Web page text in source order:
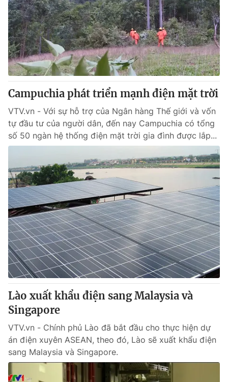
Campuchia phát triển mạnh điện mặt trời
VTV.vn - Với sự hỗ trợ của Ngân hàng Thế giới và vốn
tự đầu tư của người dân, đến nay Campuchia có tổng
số 50 ngàn hệ thống điện mặt trời gia đình được lắp...
Lào xuất khẩu điện sang Malaysia và
Singapore
VTV.vn - Chính phủ Lào đã bắt đầu cho thực hiện dự
án điện xuyên ASEAN, theo đó, Lào sẽ xuất khẩu điện
sang Malaysia và Singapore.